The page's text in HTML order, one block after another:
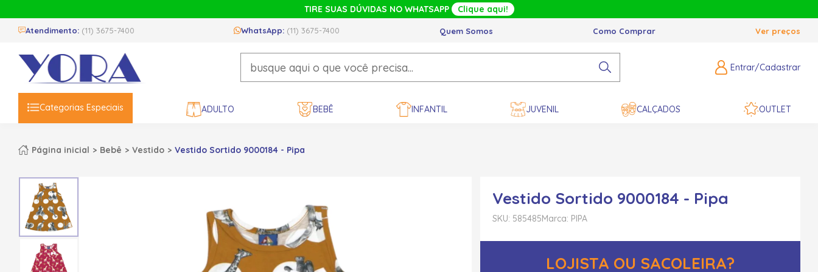
TIRE SUAS DÚVIDAS NO WHATSAPP Clique aqui!
Atendimento: (11) 3675-7400 WhatsApp: (11) 3675-7400 Quem Somos Como Comprar Ver preços
Entrar/Cadastrar
Categorias Especiais ADULTO BEBÊ INFANTIL JUVENIL CALÇADOS OUTLET
Página inicial Bebê Vestido Vestido Sortido 9000184 - Pipa
Vestido Sortido 9000184 - Pipa
SKU: 585485Marca: PIPA
LOJISTA OU SACOLEIRA?